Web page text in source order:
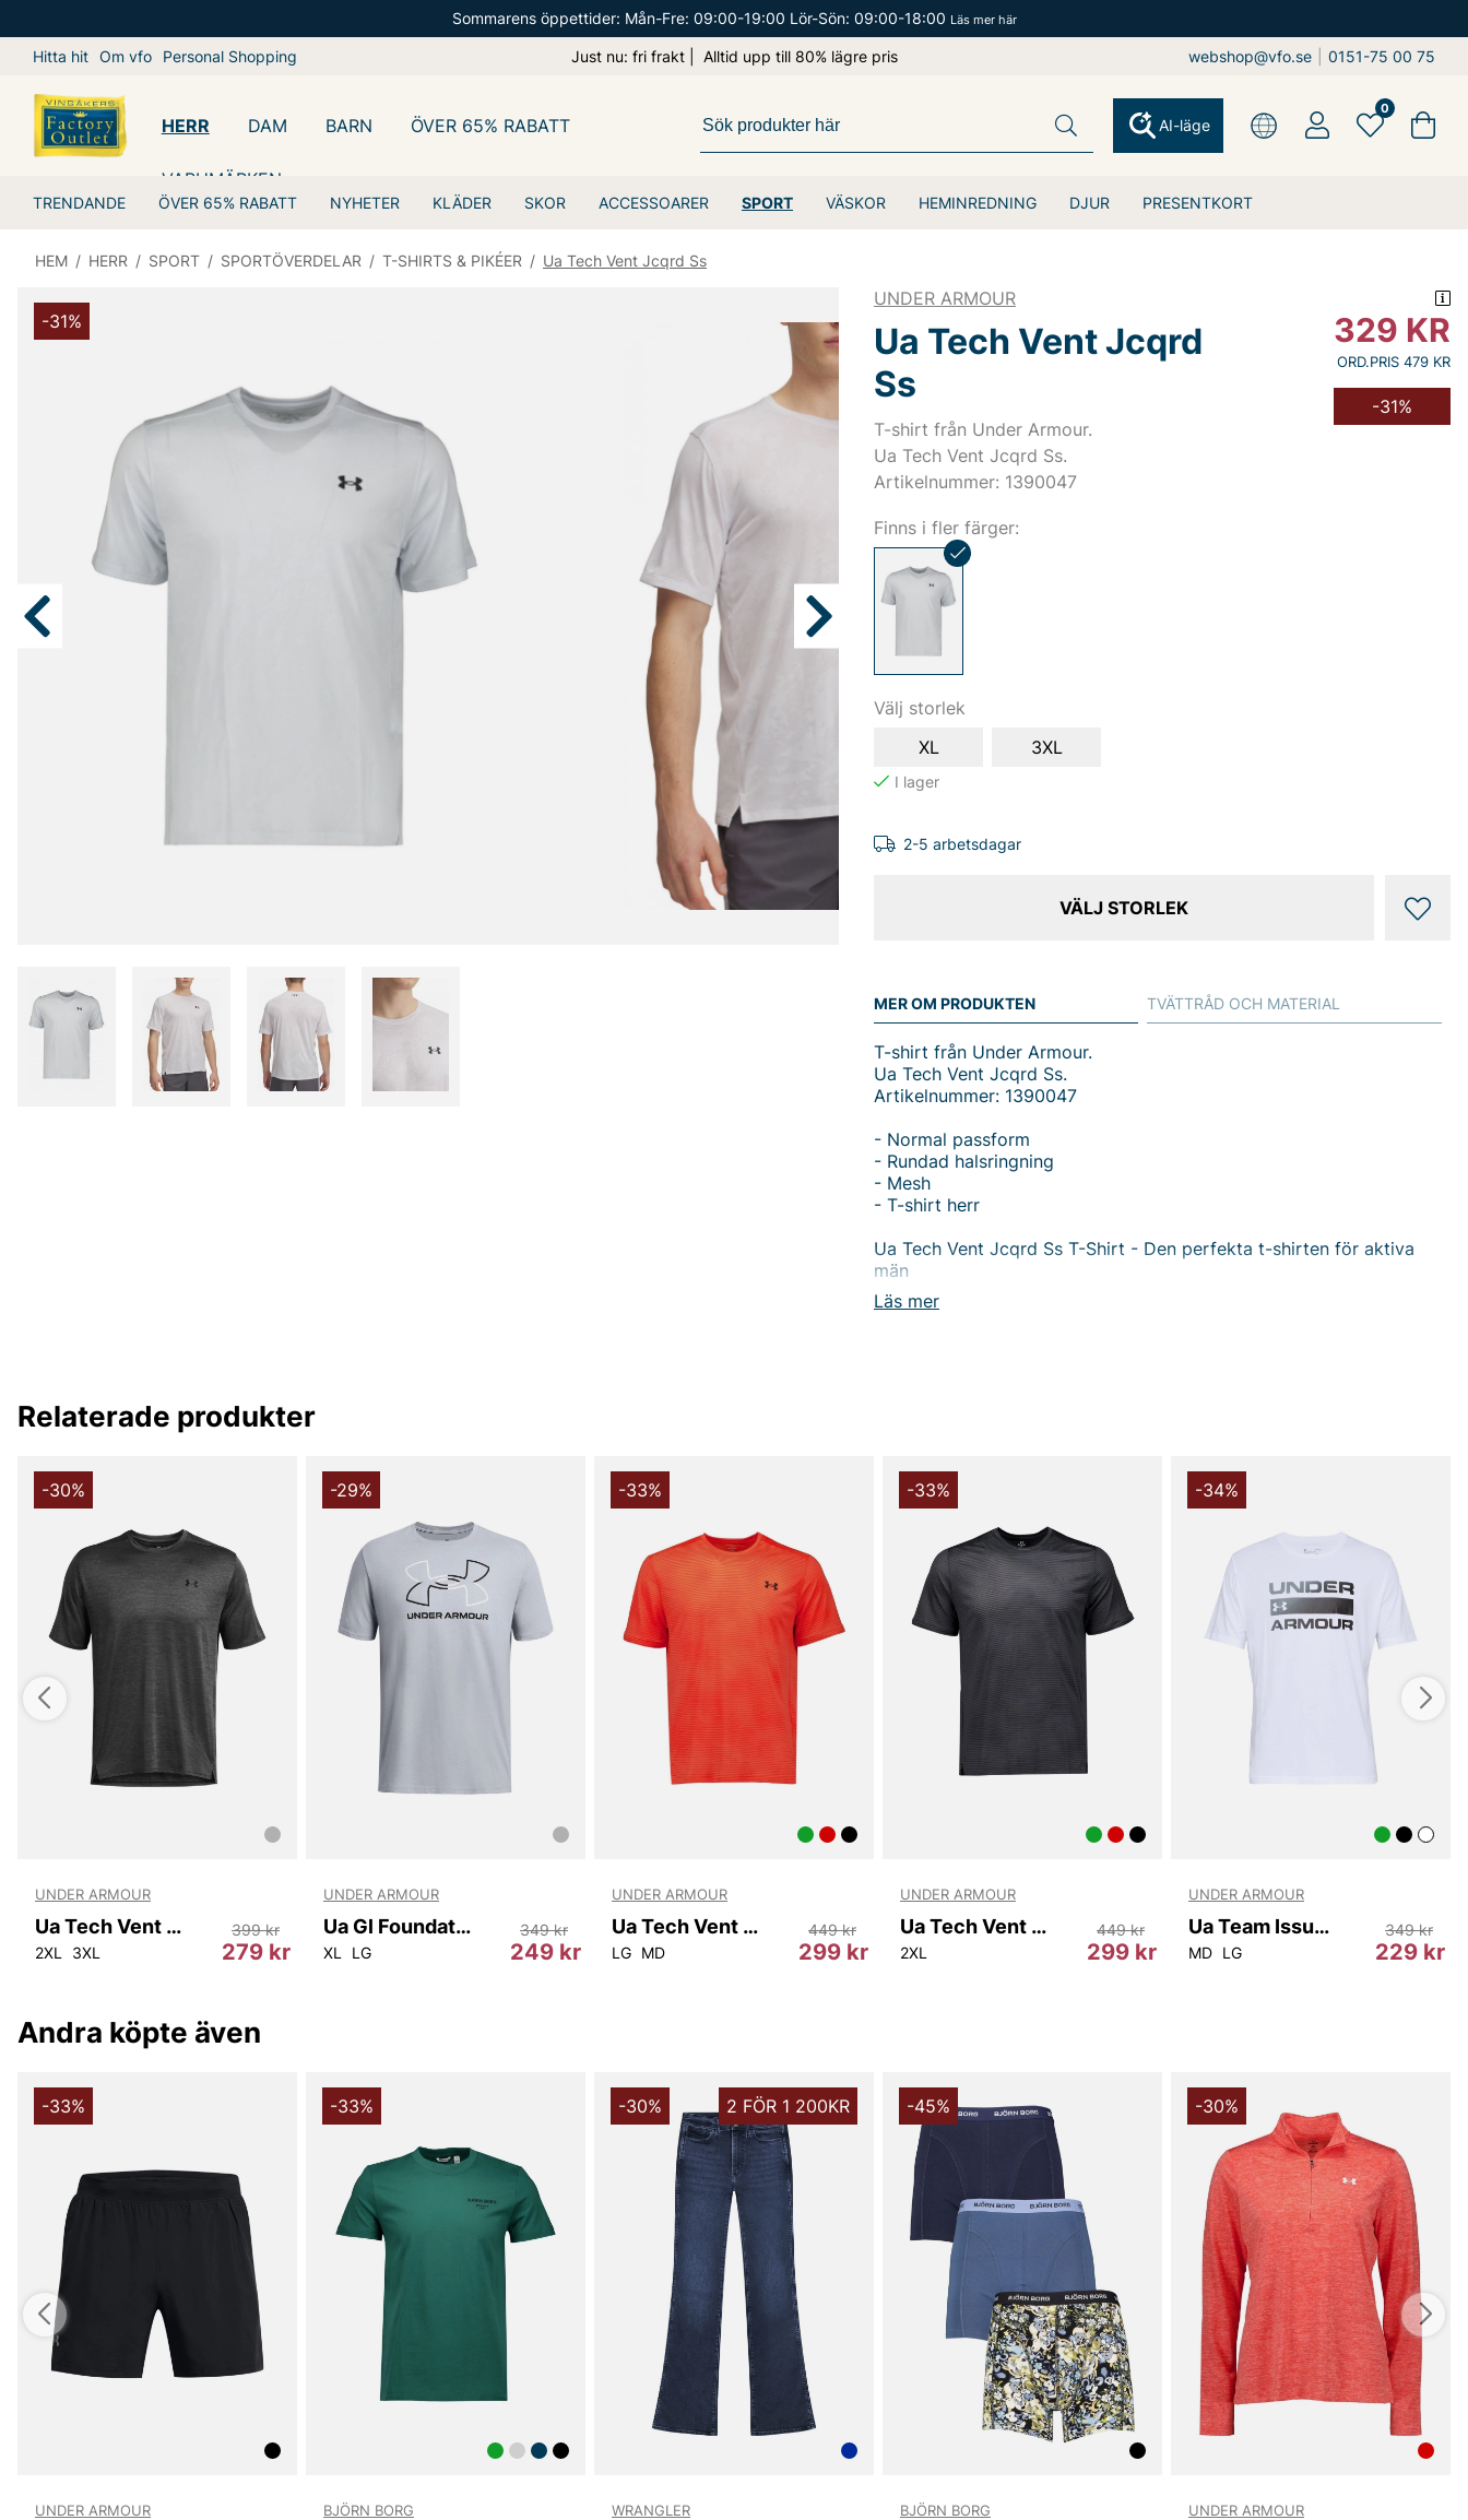
Sommarens öppettider: Mån-Fre: 09:00-19:00 Lör-Sön: 09:00-18:00 Läs mer här
Hitta hit Om vfo Personal Shopping Just nu: fri frakt | Alltid upp till 80% lägre pris webshop@vfo.se 0151-75 00 75
HERR
TRENDANDE ÖVER 65% RABATT NYHETER KLÄDER SKOR ACCESSOARER SPORT VÄSKOR HEMINREDNING DJUR PRESENTKORT
DAM BARN ÖVER 65% RABATT
VARUMÄRKEN
AI-läge
0
HEM / HERR / SPORT / SPORTÖVERDELAR / T-SHIRTS & PIKÉER / Ua Tech Vent Jcqrd Ss
-31%
UNDER ARMOUR
Ua Tech Vent Jcqrd
Ss
T-shirt från Under Armour.
Ua Tech Vent Jcqrd Ss.
Artikelnummer: 1390047
329 KR
ORD.PRIS 479 KR
-31%
Finns i fler färger:
Välj storlek
XL
3XL
2-5 arbetsdagar
VÄLJ STORLEK
MER OM PRODUKTEN
Läs mer
T-shirt från Under Armour.
Ua Tech Vent Jcqrd Ss.
Artikelnummer: 1390047
- Normal passform
- Rundad halsringning
- Mesh
- T-shirt herr
Ua Tech Vent Jcqrd Ss T-Shirt - Den perfekta t-shirten för aktiva
män
Upptäck komfort och stil med Ua Tech Vent Jcqrd Ss T-Shirt från
Tillverkad av 100% polyester, är denna t-shirt extremt lätt och andas
väl. Den innovativa mesh-strukturen ger optimal ventilation och håller
dig sval under intensiva träningspass eller varma sommardagar. Tack
vare de fuktavledande egenskaperna torkar tyget snabbt och håller
dig bekväm oavsett aktivitet.
Ua Tech Vent Jcqrd Ss T-Shirt har en stilren men sportig design som
passar perfekt till både shorts, träningsbyxor och jeans. Den rundade
halsringningen ger en tidlös look, och den subtila Under Armour-
logga lägger till en sportig touch.
Denna t-shirt är inte bara en modeartikel, utan ett funktionellt plagg
som är utformat för att klara även de mest krävande träningspassen.
Oavsett om du är på gymmet, joggar i parken eller bara hänger med
vänner, är Ua Tech Vent Jcqrd Ss T-Shirt ett pålitligt val för den
Ge din garderob en uppgradering med denna stiliga och funktionella
från Under Armour!
TVÄTTRÅD OCH MATERIAL
Relaterade produkter
-30%
UNDER ARMOUR
Ua Tech Vent Ss
2XL 3XL 279 kr
399 kr
-29%
UNDER ARMOUR
Ua Gl Foundation Update Ss
XL LG 249 kr
349 kr
-33%
UNDER ARMOUR
Ua Tech Vent Vhs Jacquard Ss
LG MD 299 kr
449 kr
-33%
UNDER ARMOUR
Ua Tech Vent Vhs Jacquard Ss
2XL 299 kr
449 kr
-34%
UNDER ARMOUR
Ua Team Issue Wordmark Ss
MD LG 229 kr
349 kr
Andra köpte även
-33%
UNDER ARMOUR
-33%
BJÖRN BORG
-30% 2 FÖR 1 200KR
WRANGLER
-45%
BJÖRN BORG
-30%
UNDER ARMOUR